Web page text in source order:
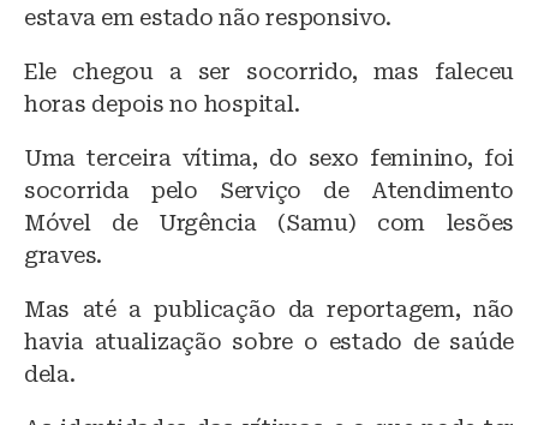
estava em estado não responsivo.
Ele chegou a ser socorrido, mas faleceu
horas depois no hospital.
Uma terceira vítima, do sexo feminino, foi
socorrida pelo Serviço de Atendimento
Móvel de Urgência (Samu) com lesões
graves.
Mas até a publicação da reportagem, não
havia atualização sobre o estado de saúde
dela.